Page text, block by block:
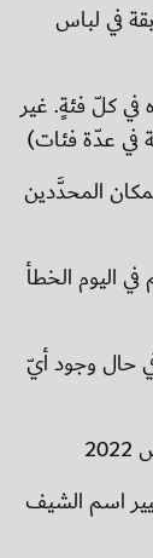
في لباس
كلّ فئةٍ. غير
في عدّة فئات)
المحدَّدين
اليوم الخطأ
حال وجود أيّ
اسم الشيف